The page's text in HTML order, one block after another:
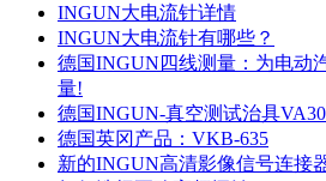
INGUN大电流针详情
INGUN大电流针有哪些？
德国INGUN四线测量：为电动
量!
德国INGUN-真空测试治具
德国英冈产品：VKB-635
新的INGUN高清影像信号连接